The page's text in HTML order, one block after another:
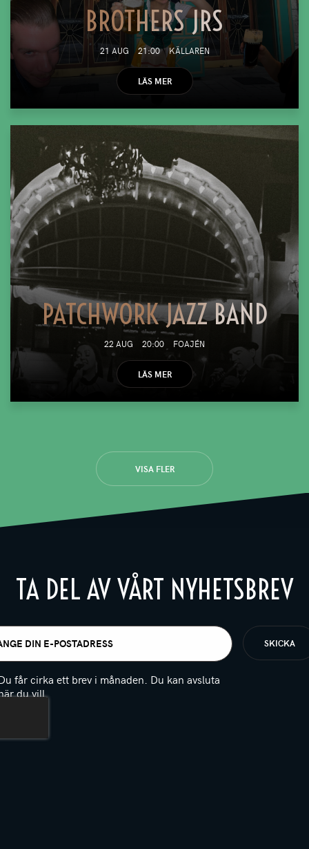
BROTHERS JRS
21 AUG 21:00 KÄLLAREN
LÄS MER
PATCHWORK JAZZ BAND
22 AUG 20:00 FOAJÉN
LÄS MER
VISA FLER
TA DEL AV VÅRT NYHETSBREV
får cirka ett brev i månaden. Du kan avsluta
du vill.